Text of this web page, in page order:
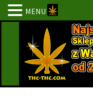
nawigacji
treści
MENU